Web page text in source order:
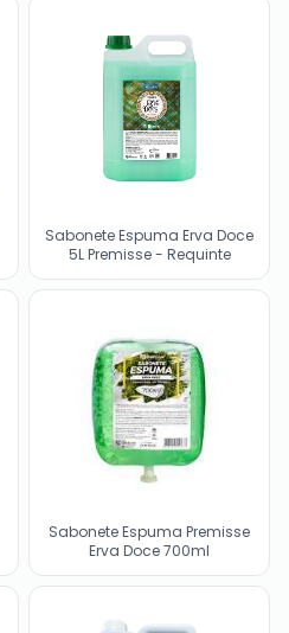
Sabonete Espuma Erva Doce
5L Premisse - Requinte
Sabonete Espuma Premisse
Erva Doce 700ml